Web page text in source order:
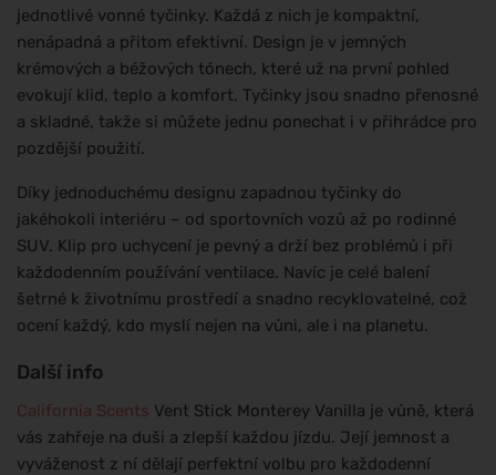
jednotlivé vonné tyčinky. Každá z nich je kompaktní,
nenápadná a přitom efektivní. Design je v jemných
krémových a béžových tónech, které už na první pohled
evokují klid, teplo a komfort. Tyčinky jsou snadno přenosné
a skladné, takže si můžete jednu ponechat i v přihrádce pro
pozdější použití.
Díky jednoduchému designu zapadnou tyčinky do
jakéhokoli interiéru – od sportovních vozů až po rodinné
SUV. Klip pro uchycení je pevný a drží bez problémů i při
každodenním používání ventilace. Navíc je celé balení
šetrné k životnímu prostředí a snadno recyklovatelné, což
ocení každý, kdo myslí nejen na vůni, ale i na planetu.
Další info
California Scents Vent Stick Monterey Vanilla je vůně, která
vás zahřeje na duši a zlepší každou jízdu. Její jemnost a
vyváženost z ní dělají perfektní volbu pro každodenní